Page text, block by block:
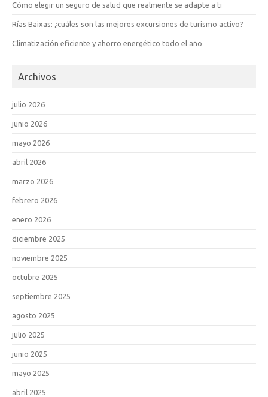
Cómo elegir un seguro de salud que realmente se adapte a ti
Rías Baixas: ¿cuáles son las mejores excursiones de turismo activo?
Climatización eficiente y ahorro energético todo el año
Archivos
julio 2026
junio 2026
mayo 2026
abril 2026
marzo 2026
febrero 2026
enero 2026
diciembre 2025
noviembre 2025
octubre 2025
septiembre 2025
agosto 2025
julio 2025
junio 2025
mayo 2025
abril 2025